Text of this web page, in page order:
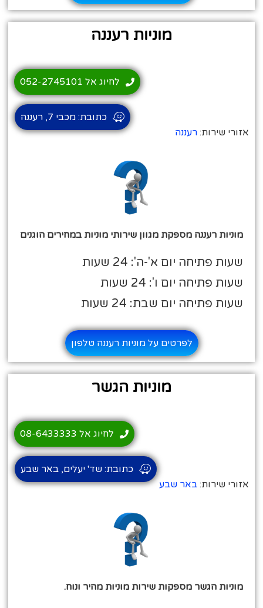
מוניות רעננה
אזורי שירות:רעננה
מוניות רעננה מספקת מגוון שירותי מוניות במחירים הוגנים
שעות פתיחה יום א'-ה': 24 שעות
שעות פתיחה יום ו': 24 שעות
שעות פתיחה יום שבת: 24 שעות
לחיוג אל 052-2745101
כתובת: מכבי 7, רעננה
לפרטים על מוניות רעננה טלפון
מוניות הגשר
אזורי שירות:באר שבע
מוניות הגשר מספקות שירות מוניות מהיר ונוח.
לחיוג אל 08-6433333
כתובת: שד' יעלים, באר שבע